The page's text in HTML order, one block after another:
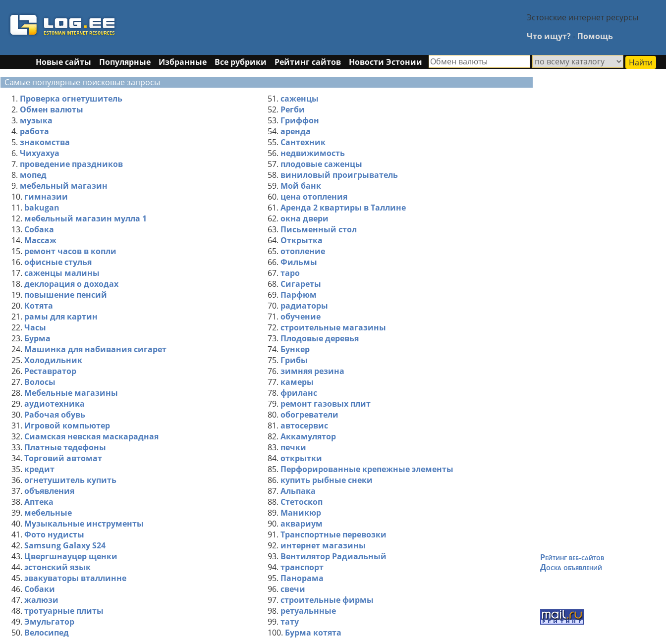
Эстонские интернет ресурсы
Что ищут?- Помощь
Новые сайты Популярные Избранные Все рубрики Рейтинг сайтов
Новости Эстонии
Самые популярные поисковые запросы
1. Проверка огнетушитель
2. Обмен валюты
3. музыка
4. работа
5. знакомства
6. Чихуахуа
7. проведение праздников
8. мопед
9. мебельный магазин
10. гимназии
11. bakugan
12. мебельный магазин мулла 1
13. Собака
14. Массаж
15. ремонт часов в копли
16. офисные стулья
17. саженцы малины
18. деклорация о доходах
19. повышение пенсий
20. Котята
21. рамы для картин
22. Часы
23. Бурма
24. Машинка для набивания сигарет
25. Холодильник
26. Реставратор
27. Волосы
28. Мебельные магазины
29. аудиотехника
30. Рабочая обувь
31. Игровой компьютер
32. Сиамская невская маскарадная
33. Платные тедефоны
34. Торговий автомат
35. кредит
36. огнетушитель купить
37. объявления
38. Аптека
39. мебельные
40. Музыкальные инструменты
41. Фото нудисты
42. Samsung Galaxy S24
43. Цвергшнауцер щенки
44. эстонский язык
45. эвакуваторы вталлинне
46. Собаки
47. жалюзи
48. тротуарные плиты
49. Эмульгатор
50. Велосипед
51. саженцы
52. Регби
53. Гриффон
54. аренда
55. Сантехник
56. недвижимость
57. плодовые саженцы
58. виниловый проигрыватель
59. Мой банк
60. цена отопления
61. Аренда 2 квартиры в Таллине
62. окна двери
63. Письменный стол
64. Открытка
65. отопление
66. Фильмы
67. таро
68. Сигареты
69. Парфюм
70. радиаторы
71. обучение
72. строительные магазины
73. Плодовые деревья
74. Бункер
75. Грибы
76. зимняя резина
77. камеры
78. фриланс
79. ремонт газовых плит
80. обогреватели
81. автосервис
82. Аккамулятор
83. печки
84. открытки
85. Перфорированные крепежные элементы
86. купить рыбные снеки
87. Альпака
88. Стетоскоп
89. Маникюр
90. аквариум
91. Транспортные перевозки
92. интернет магазины
93. Вентилятор Радиальный
94. транспорт
95. Панорама
96. свечи
97. строительные фирмы
98. ретуальнные
99. тату
100. Бурма котята
Рейтинг веб-сайтов
Доска объявлений